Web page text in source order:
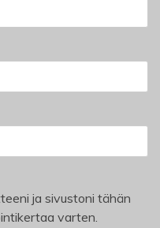
ja sivustoni tähän
varten.